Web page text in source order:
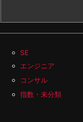
SE
エンジニア
コンサル
指数・未分類